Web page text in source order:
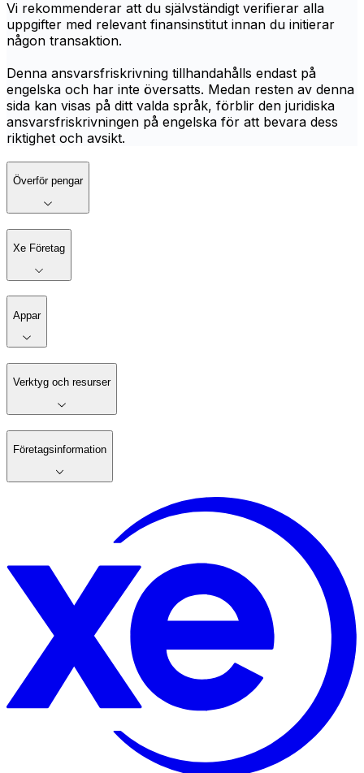
Vi rekommenderar att du självständigt verifierar alla
uppgifter med relevant finansinstitut innan du initierar
någon transaktion.
Denna ansvarsfriskrivning tillhandahålls endast på
engelska och har inte översatts. Medan resten av denna
sida kan visas på ditt valda språk, förblir den juridiska
ansvarsfriskrivningen på engelska för att bevara dess
riktighet och avsikt.
Överför pengar
Xe Företag
Appar
Verktyg och resurser
Företagsinformation